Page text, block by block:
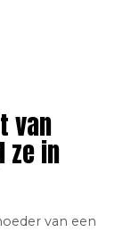
van
ze in
van een